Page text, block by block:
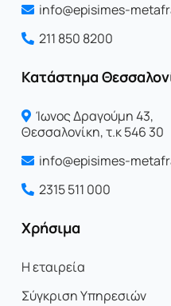
info@episimes-
211 850 8200
Κατάστημα
Ίωνος Δραγoύμη 43,
Θεσσαλονίκη, τ.κ 546 30
info@episimes-
2315 511 000
Χρήσιμα
Η εταιρεία
Σύγκριση Υπηρεσιών